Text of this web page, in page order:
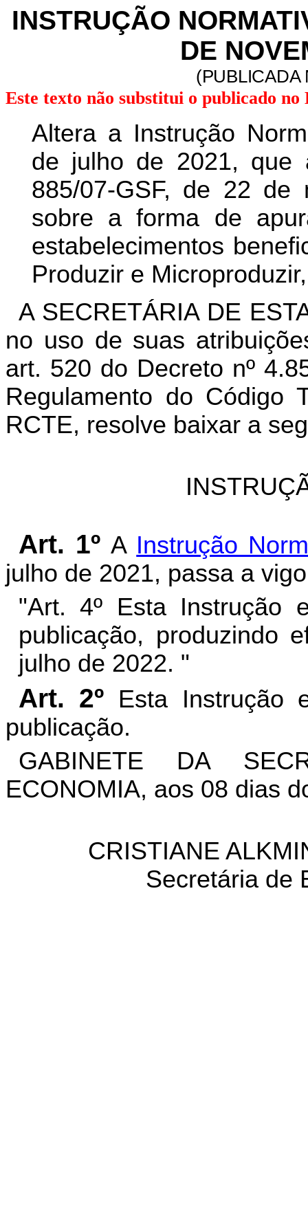
INSTRUÇÃO
DE
(PUBLICADA
Este texto não substitui o publicado no
Altera a Instrução
de julho de 2021, que
885/07-GSF, de 22 de
sobre a forma de
estabelecimentos
Produzir e
A SECRETÁRIA DE
no uso de suas
art. 520 do Decreto nº
Regulamento do Código
RCTE, resolve baixar a
Art. 1º A Instrução
julho de 2021, passa a
"Art. 4º Esta Instrução
publicação, produzindo
julho de 2022. "
Art. 2º Esta Instrução
publicação.
GABINETE DA
ECONOMIA, aos 08 dias
CRISTIANE
Secretária de